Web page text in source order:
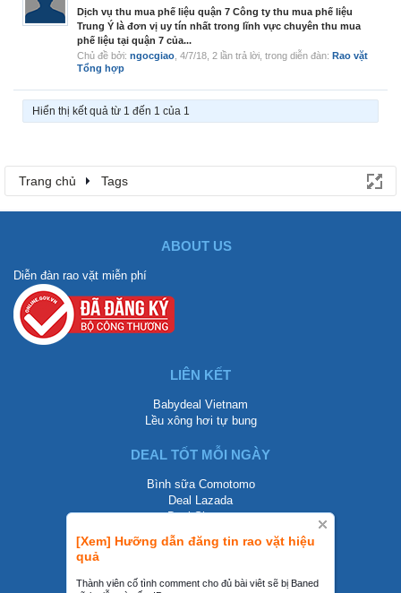
[Xem] Hưỡng dẫn đăng tin rao vặt hiệu
quả
Thành viên cố tình comment cho đủ bài viêt sẽ bị Baned
Dịch vụ thu mua phế liệu quận 7 Công ty thu mua phế liệu
Trung Ý là đơn vị uy tín nhất trong lĩnh vực chuyên thu mua
phế liệu tại quận 7 của...
Chủ đề bởi: ngocgiao 4/7/18 , 2 lần trả lời, trong diễn đàn: Rao vặt
Tổng hợp
Hiển thị kết quả từ 1 đến 1 của 1
Trang chủ Tags
ABOUT US
Diễn đàn rao vặt miễn phí
LIÊN KẾT
Babydeal Vietnam
Lều xông hơi tự bung
DEAL TỐT MỖI NGÀY
Bình sữa Comotomo
Deal Lazada
Deal Shopee
LIÊN HỆ
0858002468